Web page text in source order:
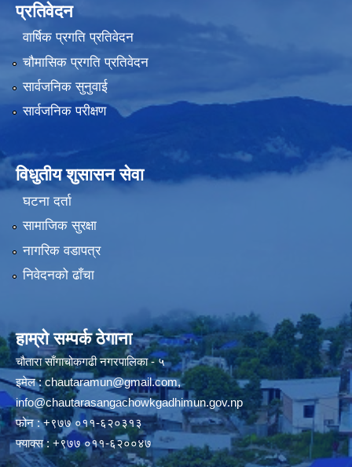
प्रतिवेदन
वार्षिक प्रगति प्रतिवेदन
चौमासिक प्रगति प्रतिवेदन
सार्वजनिक सुनुवाई
सार्वजनिक परीक्षण
विधुतीय शुसासन सेवा
घटना दर्ता
सामाजिक सुरक्षा
नागरिक वडापत्र
निवेदनको ढाँचा
हाम्रो सम्पर्क ठेगाना
चौतारा साँगाचोकगढी नगरपालिका - ५
इमेल :chautaramun@gmail.com,
info@chautarasangachowkgadhimun.gov.np
फोन : +९७७ ०११-६२०३१३
फ्याक्स : +९७७ ०११-६२००४७